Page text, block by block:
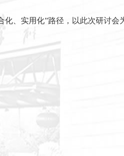
、实用化”路径，以此次研讨会